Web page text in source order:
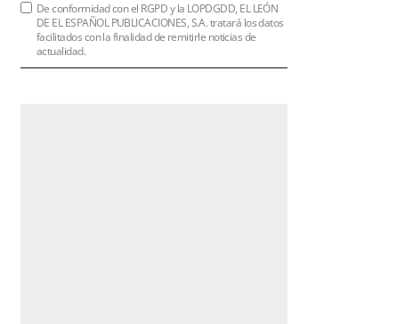
De conformidad con el RGPD y la LOPDGDD, EL LEÓN
DE EL ESPAÑOL PUBLICACIONES, S.A. tratará los datos
facilitados con la finalidad de remitirle noticias de
actualidad.